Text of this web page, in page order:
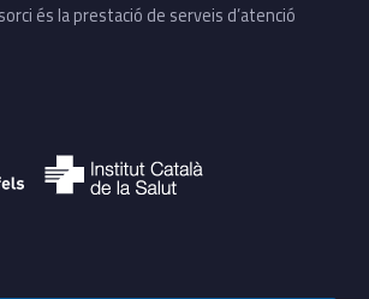
és la prestació de serveis d’atenció